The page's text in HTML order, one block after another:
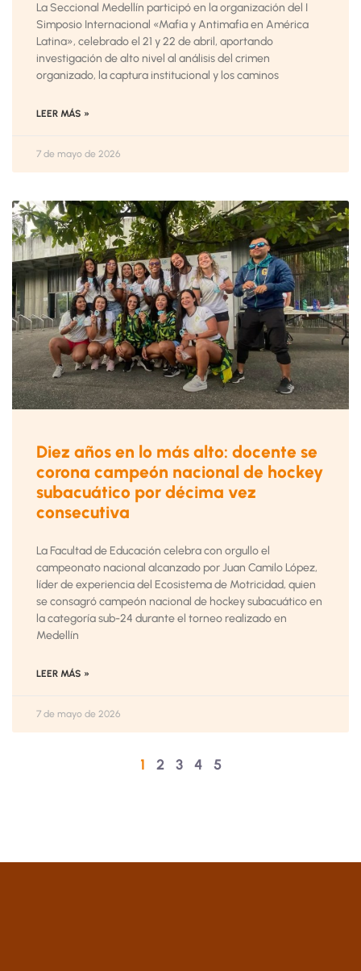
La Seccional Medellín participó en la organización del I
Simposio Internacional «Mafia y Antimafia en América
Latina», celebrado el 21 y 22 de abril, aportando
investigación de alto nivel al análisis del crimen
organizado, la captura institucional y los caminos
LEER MÁS »
7 de mayo de 2026
Diez años en lo más alto: docente se
corona campeón nacional de hockey
subacuático por décima vez
consecutiva
La Facultad de Educación celebra con orgullo el
campeonato nacional alcanzado por Juan Camilo López,
líder de experiencia del Ecosistema de Motricidad, quien
se consagró campeón nacional de hockey subacuático en
la categoría sub-24 durante el torneo realizado en
Medellín
LEER MÁS »
7 de mayo de 2026
1 2 3 4 5